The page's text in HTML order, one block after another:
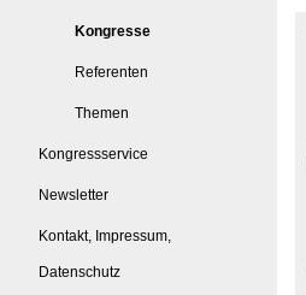
Kongresse
Referenten
Themen
Kongressservice
Newsletter
Kontakt, Impressum,
Datenschutz